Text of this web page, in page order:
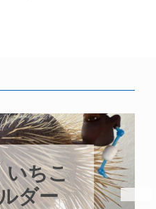
いちこ
ダー